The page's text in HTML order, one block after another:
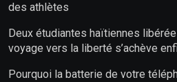
des athlètes
Deux étudiantes haïtiennes
voyage vers la liberté s’achève
Pourquoi la batterie de votre